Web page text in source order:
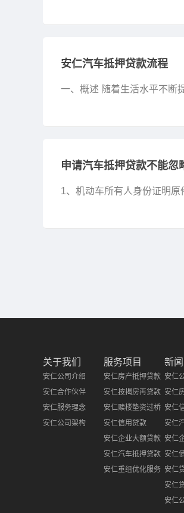
安仁汽车抵押贷款流程
一、概述 随着生活水平不断
申请汽车抵押贷款不能忽
1、机动车所有人身份证明
关于我们
安仁公司介绍
安仁合作伙伴
安仁服务理念
安仁公司架构
服务项目
安仁房产抵押贷款
安仁按揭房再贷款
安仁赎楼垫资过桥
安仁信用贷款
安仁企业大额贷款
安仁汽车抵押贷款
安仁重组优化服务
新
安仁
安仁
安仁
安仁
安仁
安仁
安仁
安仁
安仁